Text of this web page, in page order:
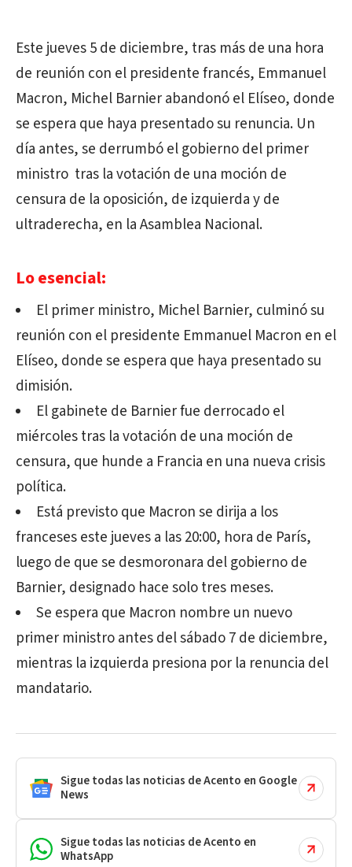
Este jueves 5 de diciembre, tras más de una hora
de reunión con el presidente francés, Emmanuel
Macron, Michel Barnier abandonó el Elíseo, donde
se espera que haya presentado su renuncia. Un
día antes, se derrumbó el gobierno del primer
ministro tras la votación de una moción de
censura de la oposición, de izquierda y de
ultraderecha, en la Asamblea Nacional.
Lo esencial:
El primer ministro, Michel Barnier, culminó su
reunión con el presidente Emmanuel Macron en el
Elíseo, donde se espera que haya presentado su
dimisión.
El gabinete de Barnier fue derrocado el
miércoles tras la votación de una moción de
censura, que hunde a Francia en una nueva crisis
política.
Está previsto que Macron se dirija a los
franceses este jueves a las 20:00, hora de París,
luego de que se desmoronara del gobierno de
Barnier, designado hace solo tres meses.
Se espera que Macron nombre un nuevo
primer ministro antes del sábado 7 de diciembre,
mientras la izquierda presiona por la renuncia del
mandatario.
Sigue todas las noticias de Acento en Google
News
Sigue todas las noticias de Acento en
WhatsApp